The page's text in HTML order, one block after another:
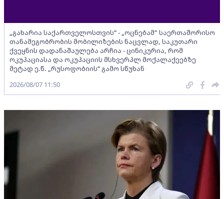
„გახარია საქართველოსთვის“ - „ოცნებამ" საერთაშორისო
თანამეგობრობის მობილიზების ნაცვლად, საკუთარი
ქვეყნის დადანაშაულება არჩია - ცინიკურია, რომ
ოკუპაციასა და ოკუპაციის მსხვერპლ მოქალაქეებზე
მეტად ე.წ. „რუსოფობიის“ გამო სწუხან
2026/08/07 11:50